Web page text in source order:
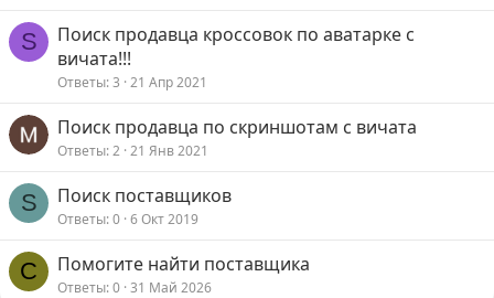
S
Поиск продавца кроссовок по аватарке с
вичата!!!
Ответы 3 21 Апр 2021
Поиск продавца по скриншотам с вичата
Ответы 2 21 Янв 2021
S Поиск поставщиков
Ответы 0 6 Окт 2019
C Помогите найти поставщика
Ответы 0 31 Май 2026